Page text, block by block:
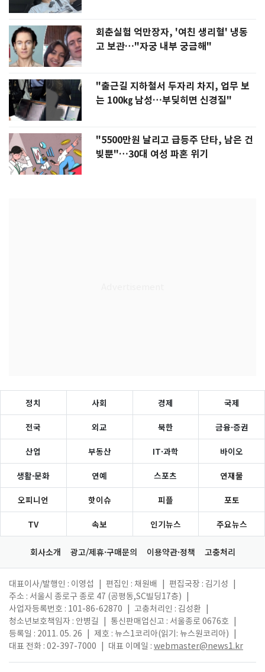
회춘실험 억만장자, '여친 생리혈' 냉동
고 보관…"자궁 내부 궁금해"
"출근길 지하철서 두자리 차지, 업무 보
는 100㎏ 남성…부딪히면 신경질"
"5500만원 날리고 급등주 단타, 남은 건
빚뿐"…30대 여성 파혼 위기
정치 사회 경제 국제
전국 외교 북한 금융·증권
산업 부동산 IT·과학 바이오
생활·문화 연예 스포츠 연재물
오피니언 핫이슈 피플 포토
TV 속보 인기뉴스 주요뉴스
회사소개 광고/제휴·구매문의 이용약관·정책 고충처리
대표이사/발행인 : 이영섭 편집인 : 채원배 편집국장 : 김기성
주소 : 서울시 종로구 종로 47 (공평동,SC빌딩17층)
사업자등록번호 : 101-86-62870
고충처리인 : 김성환
청소년보호책임자 : 안병길
통신판매업신고 : 서울종로 0676호
등록일 : 2011. 05. 26
제호 : 뉴스1코리아(읽기: 뉴스원코리아)
대표 전화 : 02-397-7000
대표 이메일 : webmaster@news1.kr